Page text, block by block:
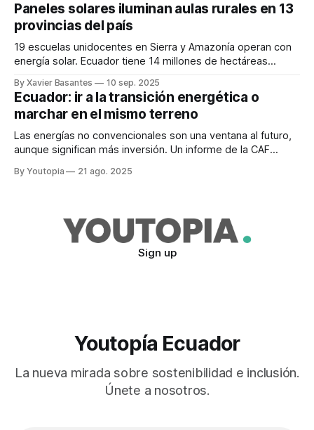
Paneles solares iluminan aulas rurales en 13
provincias del país
19 escuelas unidocentes en Sierra y Amazonía operan con
energía solar. Ecuador tiene 14 millones de hectáreas
By Xavier Basantes 10 sep. 2025
Ecuador: ir a la transición energética o
marchar en el mismo terreno
Las energías no convencionales son una ventana al futuro,
aunque significan más inversión. Un informe de la CAF
By Youtopia 21 ago. 2025
Sign up
Youtopía Ecuador
La nueva mirada sobre sostenibilidad e inclusión.
Únete a nosotros.